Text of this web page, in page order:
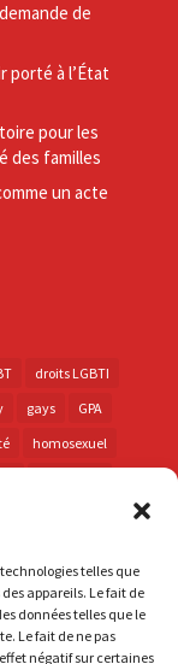
telles que
appareils. Le fait de
données telles que le
Le fait de ne pas
négatif sur certaines
de
porté à l’État
pour les
des familles
un acte
droits LGBTI
gays
GPA
homosexuel
prévention
Union européenne